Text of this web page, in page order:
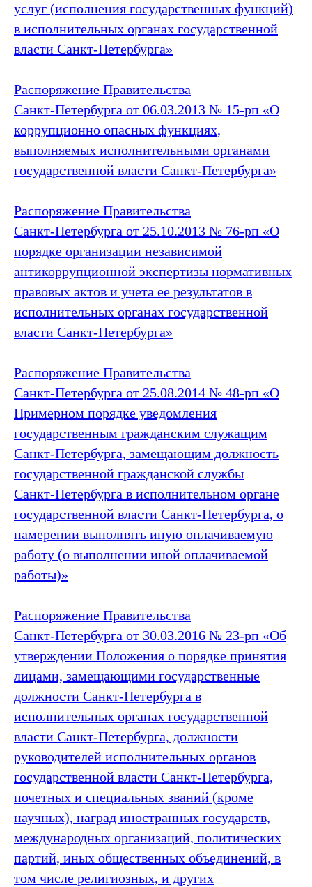
услуг (исполнения государственных функций)
в исполнительных органах государственной
власти Санкт‑Петербурга»
Распоряжение Правительства
Санкт‑Петербурга от 06.03.2013 № 15-рп «О
коррупционно опасных функциях,
выполняемых исполнительными органами
государственной власти Санкт‑Петербурга»
Распоряжение Правительства
Санкт‑Петербурга от 25.10.2013 № 76-рп «О
порядке организации независимой
антикоррупционной экспертизы нормативных
правовых актов и учета ее результатов в
исполнительных органах государственной
власти Санкт‑Петербурга»
Распоряжение Правительства
Санкт‑Петербурга от 25.08.2014 № 48-рп «О
Примерном порядке уведомления
государственным гражданским служащим
Санкт‑Петербурга, замещающим должность
государственной гражданской службы
Санкт‑Петербурга в исполнительном органе
государственной власти Санкт‑Петербурга, о
намерении выполнять иную оплачиваемую
работу (о выполнении иной оплачиваемой
работы)»
Распоряжение Правительства
Санкт‑Петербурга от 30.03.2016 № 23-рп «Об
утверждении Положения о порядке принятия
лицами, замещающими государственные
должности Санкт‑Петербурга в
исполнительных органах государственной
власти Санкт‑Петербурга, должности
руководителей исполнительных органов
государственной власти Санкт‑Петербурга,
почетных и специальных званий (кроме
научных), наград иностранных государств,
международных организаций, политических
партий, иных общественных объединений, в
том числе религиозных, и других